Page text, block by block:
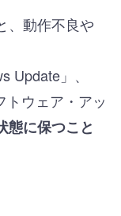
、動作不良や
」、
ウェア・アッ
態に保つこと